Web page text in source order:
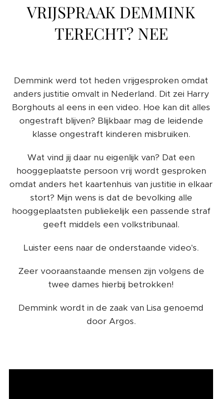
VRIJSPRAAK DEMMINK
TERECHT? NEE
Demmink werd tot heden vrijgesproken omdat
anders justitie omvalt in Nederland. Dit zei Harry
Borghouts al eens in een video. Hoe kan dit alles
ongestraft blijven? Blijkbaar mag de leidende
klasse ongestraft kinderen misbruiken.
Wat vind jij daar nu eigenlijk van? Dat een
hooggeplaatste persoon vrij wordt gesproken
omdat anders het kaartenhuis van justitie in elkaar
stort? Mijn wens is dat de bevolking alle
hooggeplaatsten publiekelijk een passende straf
geeft middels een volkstribunaal.
Luister eens naar de onderstaande video's.
Zeer vooraanstaande mensen zijn volgens de
twee dames hierbij betrokken!
Demmink wordt in de zaak van Lisa genoemd
door Argos.